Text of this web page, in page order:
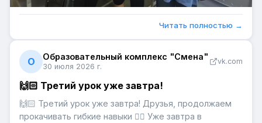
Читать полностью →
О Образовательный комплекс "Смена"
30 июля 2026 г.
vk.com
🙌🏻 Третий урок уже завтра!
🙌🏻 Третий урок уже завтра! Друзья, продолжаем
прокачивать гибкие навыки 👍🏼 Уже завтра в